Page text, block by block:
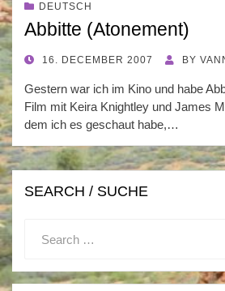
DEUTSCH
Abbitte (Atonement)
POSTED
16. DECEMBER 2007 BY
Gestern war ich im Kino und habe
Film mit Keira Knightley und James
dem ich es geschaut habe,…
SEARCH / SUCHE